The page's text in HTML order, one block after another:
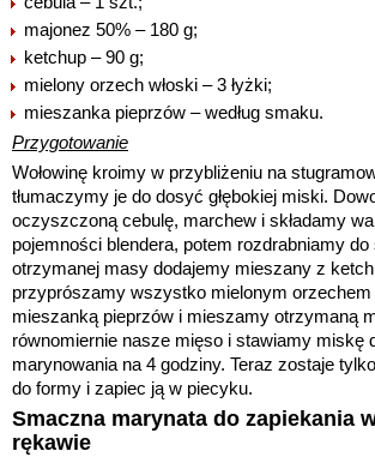
majonez 50% – 180 g;
ketchup – 90 g;
mielony orzech włoski – 3 łyżki;
mieszanka pieprzów – według smaku.
Przygotowanie
Wołowinę kroimy w przybliżeniu na
tłumaczymy je do dosyć głębokiej miski.
oczyszczoną cebulę, marchew i składamy
pojemności blendera, potem rozdrabniamy do
otrzymanej masy dodajemy mieszany z
przyprószamy wszystko mielonym orzechem
mieszanką pieprzów i mieszamy otrzymaną
równomiernie nasze mięso i stawiamy miskę
marynowania na 4 godziny. Teraz zostaje
do formy i zapiec ją w piecyku.
Smaczna marynata do zapiekania
rękawie